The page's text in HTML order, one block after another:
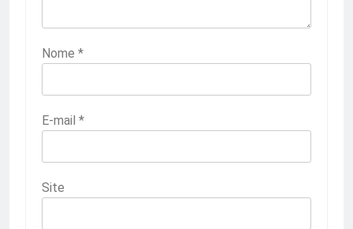
Nome *
E-mail *
Site